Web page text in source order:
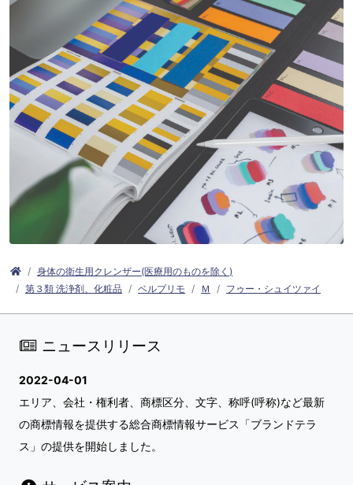
身体の衛生用クレンザー(医療用のものを除く)
第３類 洗浄剤、化粧品
ベルプリモ Ｍ フゥー・シュイツァイ
ニュースリリース
2022-04-01
エリア、会社・権利者、商標区分、文字、称呼(呼称)など最新
の商標情報を提供する総合商標情報サービス「ブランドテラ
ス」の提供を開始しました。